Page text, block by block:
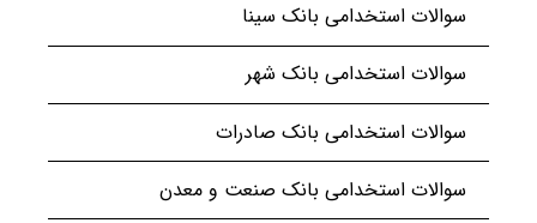
سوالات استخدامی بانک سینا
سوالات استخدامی بانک شهر
سوالات استخدامی بانک صادرات
سوالات استخدامی بانک صنعت و معدن